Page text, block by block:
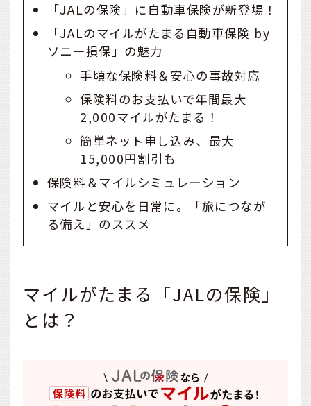
「JALの保険」に自動車保険が新登場！
「JALのマイルがたまる自動車保険 by
ソニー損保」の魅力
手頃な保険料＆安心の事故対応
保険料のお支払いで年間最大
2,000マイルがたまる！
簡単ネット申し込み、最大
15,000円割引も
保険料＆マイルシミュレーション
マイルと安心を日常に。「旅につなが
る備え」のススメ
マイルがたまる「JALの保険」
とは？